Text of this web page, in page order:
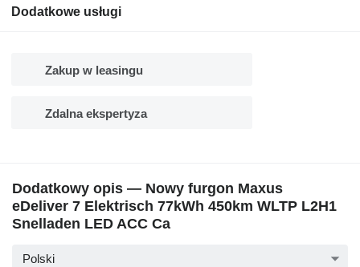
Dodatkowe usługi
Zakup w leasingu
Zdalna ekspertyza
Dodatkowy opis — Nowy furgon Maxus
eDeliver 7 Elektrisch 77kWh 450km WLTP L2H1
Snelladen LED ACC Ca
Polski